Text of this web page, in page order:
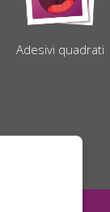
Adesivi quadrati